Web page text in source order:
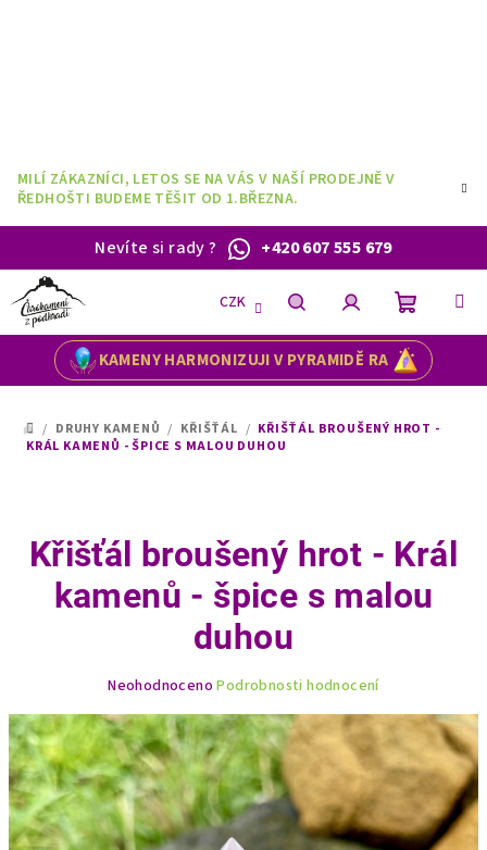
MILÍ ZÁKAZNÍCI, LETOS SE NA VÁS V NAŠÍ PRODEJNĚ V
ŘEDHOŠTI BUDEME TĚŠIT OD 1.BŘEZNA.
Nevíte si rady? +420 607 555 679
KAMENY HARMONIZUJI V PYRAMIDĚ RA
CZK
HledatPřihlášeníNákupní
DOMŮ
/ DRUHY KAMENŮ / KŘIŠŤÁL / KŘIŠŤÁL BROUŠENÝ HROT -
KRÁL KAMENŮ - ŠPICE S MALOU DUHOU
Křišťál broušený hrot - Král
kamenů - špice s malou
duhou
produktu
je
0,0
z
5
hvězdiček.
Neohodnoceno Podrobnosti hodnocení